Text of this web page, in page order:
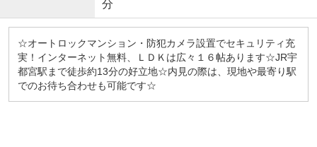
分
☆オートロックマンション・防犯カメラ設置でセキュリティ充
実！インターネット無料、ＬＤＫは広々１６帖あります☆JR宇
都宮駅まで徒歩約13分の好立地☆内見の際は、現地や最寄り駅
でのお待ち合わせも可能です☆